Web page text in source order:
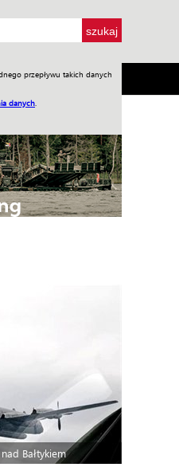
przepływu takich danych
danych
w WIW
Bałtykiem